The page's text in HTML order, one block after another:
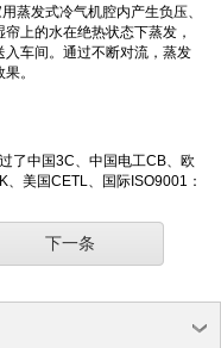
发式冷气机腔内产生负压、
上的水在绝热状态下蒸发，
车间。通过不断对流，蒸发
。
了中国3C、中国电工CB、欧
美国CETL、国际ISO9001：
下一条